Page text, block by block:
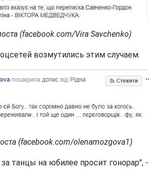
(facebook.com/Vira Savchenko)
возмутились этим случаем.
(facebook.com/olenamozgova1)
танцы на юбилее просит гонорар", -